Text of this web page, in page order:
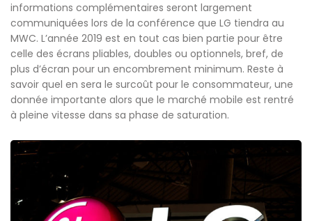
informations complémentaires seront largement
communiquées lors de la conférence que LG tiendra au
MWC. L’année 2019 est en tout cas bien partie pour être
celle des écrans pliables, doubles ou optionnels, bref, de
plus d’écran pour un encombrement minimum. Reste à
savoir quel en sera le surcoût pour le consommateur, une
donnée importante alors que le marché mobile est rentré
à pleine vitesse dans sa phase de saturation.